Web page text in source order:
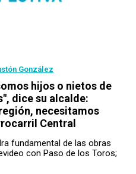
González
hijos o nietos de
dice su alcalde:
necesitamos
Central
fundamental de las obras
con Paso de los Toros;